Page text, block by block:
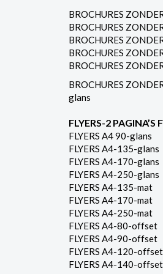
BROCHURES
BROCHURES
BROCHURES
BROCHURES
BROCHURES
BROCHURES
glans
FLYERS-2
FLYERS A4 90-glans
FLYERS A4-135-glans
FLYERS A4-170-glans
FLYERS A4-250-glans
FLYERS A4-135-mat
FLYERS A4-170-mat
FLYERS A4-250-mat
FLYERS A4-80-offset
FLYERS A4-90-offset
FLYERS A4-120-offset
FLYERS A4-140-offset